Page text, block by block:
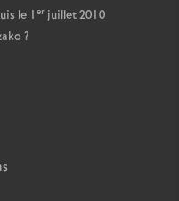
le 1 er juillet 2010
?